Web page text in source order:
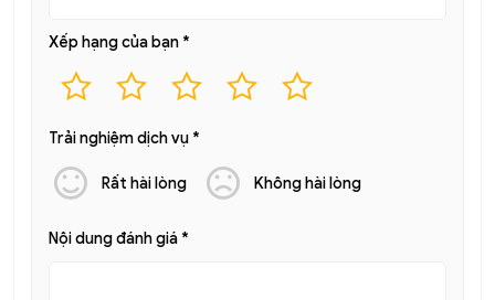
Xếp hạng của bạn *
Trải nghiệm dịch vụ *
Rất hài lòng Không hài lòng
Nội dung đánh giá *